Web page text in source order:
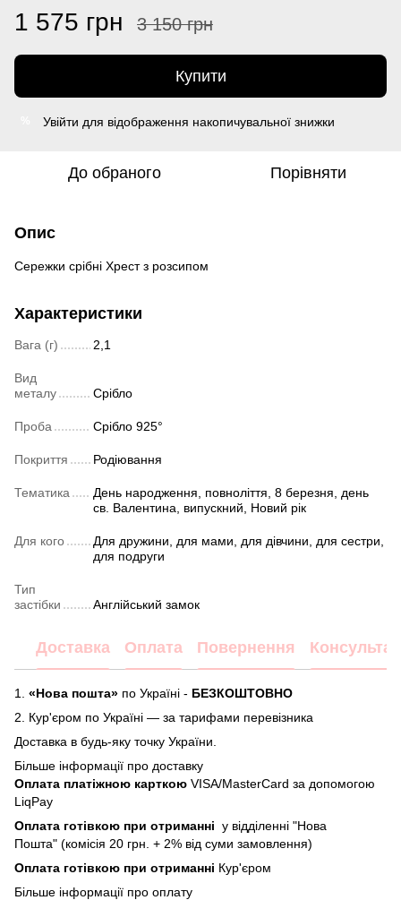
1 575 грн 3 150 грн
Купити
Увійти для відображення накопичувальної знижки
До обраного Порівняти
Опис
Сережки срібні Хрест з розсипом
Характеристики
Вага (г) 2,1
Вид
металу
Срібло
Проба Срібло 925°
Покриття Родіювання
Тематика
День народження, повноліття, 8 березня, день
св. Валентина, випускний, Новий рік
Для кого
Для дружини, для мами, для дівчини, для сестри,
для подруги
Тип
застібки
Англійський замок
Доставка Оплата Повернення
1. «Нова пошта» по Україні - БЕЗКОШТОВНО
2.
Кур'єром по Україні — за тарифами перевізника
Доставка в будь-яку точку України.
Більше інформації про доставку
Оплата платіжною карткою VISA/MasterCard за допомогою
LiqPay
Оплата готівкою при отриманні у відділенні "Нова
Пошта" (комісія 20 грн. + 2% від суми замовлення)
Оплата готівкою при отриманні Кур'єром
Більше інформації про оплату